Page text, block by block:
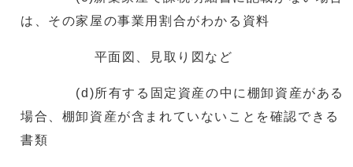
は、その家屋の事業用割合がわかる資料
平面図、見取り図など
(d)所有する固定資産の中に棚卸資産がある
場合、棚卸資産が含まれていないことを確認できる
書類